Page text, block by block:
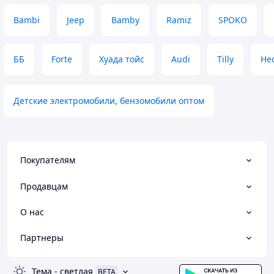
Bambi Jeep Bamby Ramiz SPOKO
ББ Forte Хуада тойс Audi Tilly
Детские электромобили, бензомобили оптом
Покупателям
Продавцам
О нас
Партнеры
Тема - светлая